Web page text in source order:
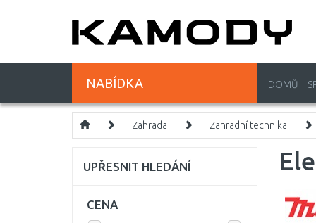
NABÍDKA DOMŮ
Zahrada Zahradní technika
UPŘESNIT HLEDÁNÍ
CENA